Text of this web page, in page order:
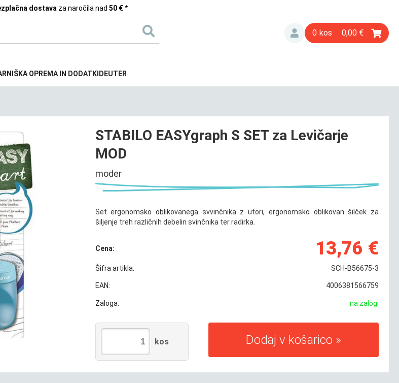
dostava za naročila nad 50 € *
0 0,00
OPREMA IN DODATKI DEUTER
STABILO EASYgraph S SET za Levičarje
MOD
moder
Set ergonomsko oblikovanega svvinčnika z utori, ergonomsko oblikovan šilček za
šiljenje treh različnih debelin svinčnika ter radirka.
Cena: 13,76 €
Šifra artikla: SCH-B56675-3
EAN: 4006381566759
Zaloga: na zalogi
Dodaj v košarico
kos